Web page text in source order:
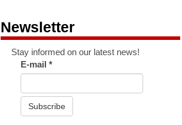
Newsletter
Stay informed on our latest news!
E-mail*
Subscribe